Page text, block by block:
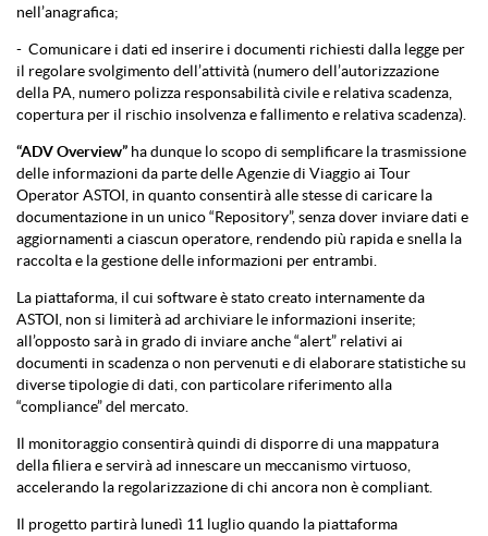
nell’anagrafica;
- Comunicare i dati ed inserire i documenti richiesti dalla legge per
il regolare svolgimento dell’attività (numero dell’autorizzazione
della PA, numero polizza responsabilità civile e relativa scadenza,
copertura per il rischio insolvenza e fallimento e relativa scadenza).
“ADV Overview” ha dunque lo scopo di semplificare la trasmissione
delle informazioni da parte delle Agenzie di Viaggio ai Tour
Operator ASTOI, in quanto consentirà alle stesse di caricare la
documentazione in un unico “Repository”, senza dover inviare dati e
aggiornamenti a ciascun operatore, rendendo più rapida e snella la
raccolta e la gestione delle informazioni per entrambi.
La piattaforma, il cui software è stato creato internamente da
ASTOI, non si limiterà ad archiviare le informazioni inserite;
all’opposto sarà in grado di inviare anche “alert” relativi ai
documenti in scadenza o non pervenuti e di elaborare statistiche su
diverse tipologie di dati, con particolare riferimento alla
“compliance” del mercato.
Il monitoraggio consentirà quindi di disporre di una mappatura
della filiera e servirà ad innescare un meccanismo virtuoso,
accelerando la regolarizzazione di chi ancora non è compliant.
Il progetto partirà lunedì 11 luglio quando la piattaforma